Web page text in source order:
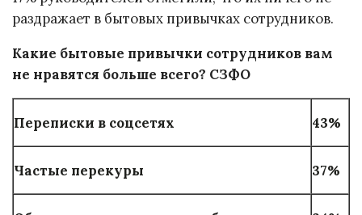
раздражает в бытовых привычках сотрудников.
Какие бытовые привычки сотрудников вам
не нравятся больше всего? СЗФО
Переписки в соцсетях 43%
Частые перекуры 37%